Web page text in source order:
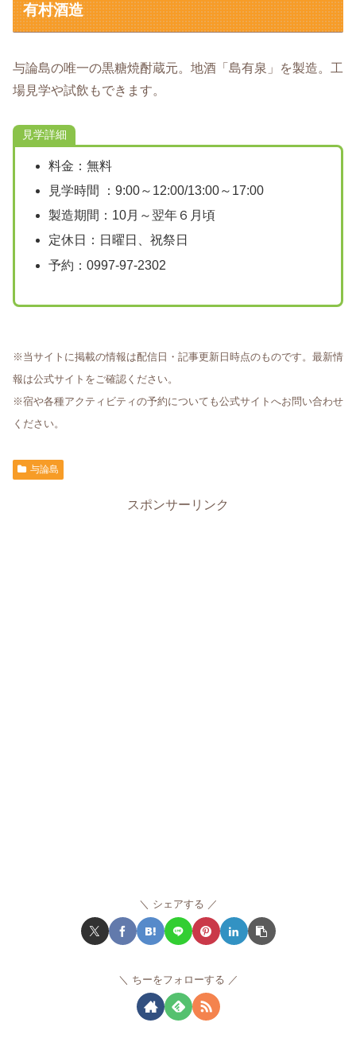
有村酒造
与論島の唯一の黒糖焼酎蔵元。地酒「島有泉」を製造。工
場見学や試飲もできます。
見学詳細
料金：無料
見学時間 ：9:00～12:00/13:00～17:00
製造期間：10月～翌年６月頃
定休日：日曜日、祝祭日
予約：0997-97-2302
※当サイトに掲載の情報は配信日・記事更新日時点のものです。最新情
報は公式サイトをご確認ください。
※宿や各種アクティビティの予約についても公式サイトへお問い合わせ
ください。
与論島
スポンサーリンク
シェアする
ちーをフォローする